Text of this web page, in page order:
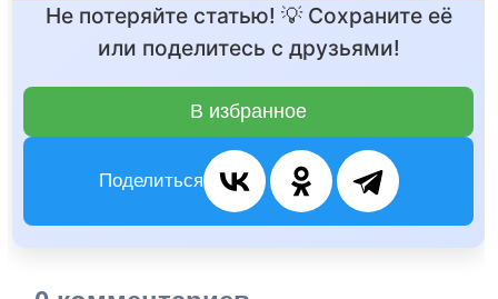
Не потеряйте статью! 💡 Сохраните её
или поделитесь с друзьями!
В избранное
Поделиться